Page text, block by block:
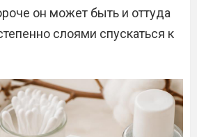
он может быть и оттуда
слоями спускаться к